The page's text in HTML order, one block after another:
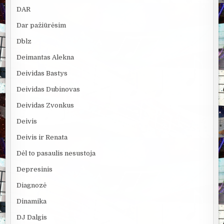
DAR
Dar pažiūrėsim
Dblz
Deimantas Alekna
Deividas Bastys
Deividas Dubinovas
Deividas Zvonkus
Deivis
Deivis ir Renata
Dėl to pasaulis nesustoja
Depresinis
Diagnozė
Dinamika
DJ Dalgis